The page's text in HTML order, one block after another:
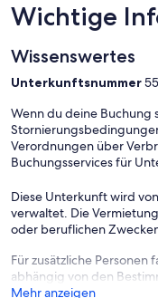
Wichtige
Wissenswertes
Unterkunftsnummer
Wenn du deine Buchung
Verordnungen über
Buchungsservices für
Diese Unterkunft wird
verwaltet. Die
oder beruflichen
Für zusätzliche
abhängig von den
Mehr anzeigen